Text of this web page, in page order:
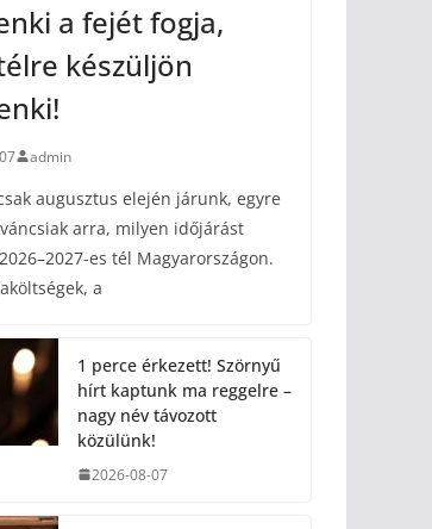
a fejét fogja,
készüljön
admin
augusztus elején járunk, egyre
arra, milyen időjárást
es tél Magyarországon.
a
1 perce érkezett! Szörnyű
hírt kaptunk ma reggelre –
nagy név távozott
közülünk!
2026-08-07